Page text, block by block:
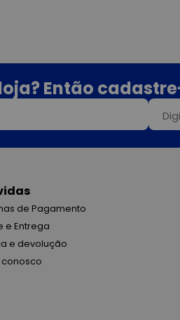
Então
de Pagamento
e Entrega
e devolução
conosco